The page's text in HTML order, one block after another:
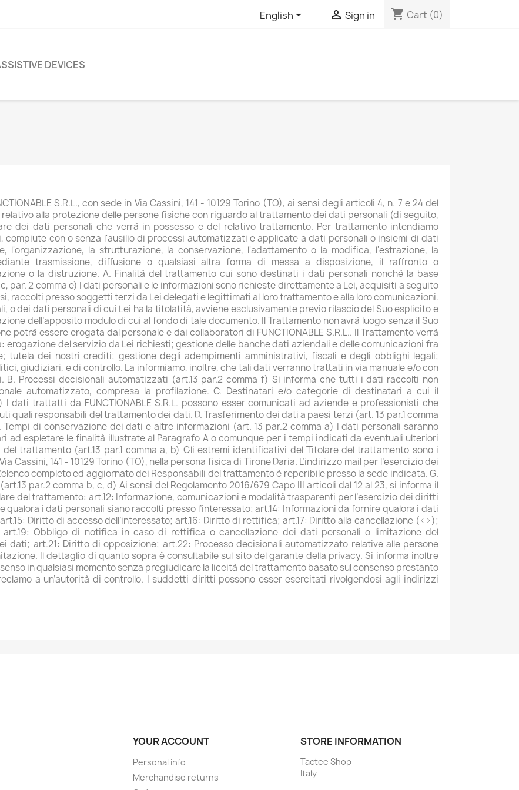
English  Sign in shopping_cart Cart (0)
DEVICES
S.R.L., con sede in Via Cassini, 141 - 10129 Torino (TO), ai sensi degli articoli 4, n. 7 e 24 del
relativo alla protezione delle persone fisiche con riguardo al trattamento dei dati personali (di seguito,
dei dati personali che verrà in possesso e del relativo trattamento. Per trattamento intendiamo
compiute con o senza l'ausilio di processi automatizzati e applicate a dati personali o insiemi di dati
l'organizzazione, la strutturazione, la conservazione, l'adattamento o la modifica, l'estrazione, la
trasmissione, diffusione o qualsiasi altra forma di messa a disposizione, il raffronto o
o la distruzione. A. Finalità del trattamento cui sono destinati i dati personali nonchè la base
par. 2 comma e) I dati personali e le informazioni sono richieste direttamente a Lei, acquisiti a seguito
raccolti presso soggetti terzi da Lei delegati e legittimati al loro trattamento e alla loro comunicazioni.
o dei dati personali di cui Lei ha la titolatità, avviene esclusivamente previo rilascio del Suo esplicito e
dell’apposito modulo di cui al fondo di tale documento. Il Trattamento non avrà luogo senza il Suo
potrà essere erogata dal personale e dai collaboratori di FUNCTIONABLE S.R.L.. Il Trattamento verrà
del servizio da Lei richiesti; gestione delle banche dati aziendali e delle comunicazioni fra
tutela dei nostri crediti; gestione degli adempimenti amministrativi, fiscali e degli obblighi legali;
giudiziari, e di controllo. La informiamo, inoltre, che tali dati verranno trattati in via manuale e/o con
Processi decisionali automatizzati (art.13 par.2 comma f) Si informa che tutti i dati raccolti non
automatizzato, compresa la profilazione. C. Destinatari e/o categorie di destinatari a cui il
dati trattatti da FUNCTIONABLE S.R.L. possono esser comunicati ad aziende e professionisti che
quali responsabili del trattamento dei dati. D. Trasferimento dei dati a paesi terzi (art. 13 par.1 comma
di conservazione dei dati e altre informazioni (art. 13 par.2 comma a) I dati personali saranno
ad espletare le finalità illustrate al Paragrafo A o comunque per i tempi indicati da eventuali ulteriori
trattamento (art.13 par.1 comma a, b) Gli estremi identificativi del Titolare del trattamento sono i
Cassini, 141 - 10129 Torino (TO), nella persona fisica di Tirone Daria. L’indirizzo mail per l’esercizio dei
completo ed aggiornato dei Responsabili del trattamento è reperibile presso la sede indicata. G.
par.2 comma b, c, d) Ai sensi del Regolamento 2016/679 Capo III articoli dal 12 al 23, si informa il
del trattamento: art.12: Informazione, comunicazioni e modalità trasparenti per l’esercizio dei diritti
qualora i dati personali siano raccolti presso l’interessato; art.14: Informazioni da fornire qualora i dati
Diritto di accesso dell’interessato; art.16: Diritto di rettifica; art.17: Diritto alla cancellazione (<>);
Obbligo di notifica in caso di rettifica o cancellazione dei dati personali o limitazione del
art.21: Diritto di opposizione; art.22: Processo decisionali automatizzato relative alle persone
Il dettaglio di quanto sopra è consultabile sul sito del garante della privacy. Si informa inoltre
in qualsiasi momento senza pregiudicare la liceità del trattamento basato sul consenso prestanto
a un’autorità di controllo. I suddetti diritti possono esser esercitati rivolgendosi agli indirizzi
YOUR ACCOUNT
Personal info
Merchandise returns
STORE INFORMATION
Tactee Shop
Italy